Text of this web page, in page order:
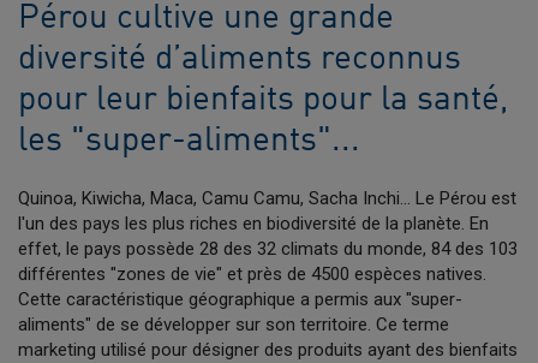
Pérou cultive une grande
diversité d’aliments reconnus
pour leur bienfaits pour la santé,
les "super-aliments"...
Quinoa, Kiwicha, Maca, Camu Camu, Sacha Inchi… Le Pérou est
l'un des pays les plus riches en biodiversité de la planète. En
effet, le pays possède 28 des 32 climats du monde, 84 des 103
différentes "zones de vie" et près de 4500 espèces natives.
Cette caractéristique géographique a permis aux "super-
aliments" de se développer sur son territoire. Ce terme
marketing utilisé pour désigner des produits ayant des bienfaits